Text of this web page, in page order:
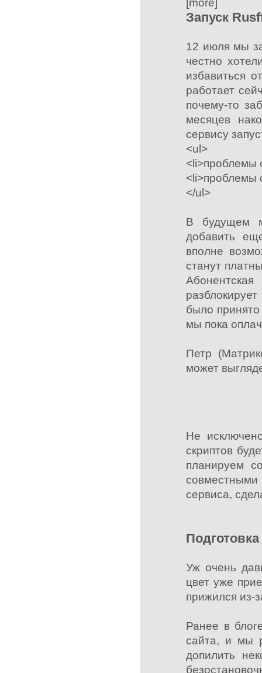
[more]
Запуск
12 июля мы
честно
избавиться
работает
почему-то
месяцев
сервису
<ul>
<li>проблемы
<li>проблемы
</ul>
В будущем
добавить
вполне
станут
было принято
мы пока
Петр
может
Не
скриптов
планируем
сервиса,
Уж очень
цвет уже
прижился из-
Ранее в
сайта, и мы
допилить